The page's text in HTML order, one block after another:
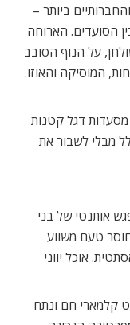
ביותר –
הסועדים. הארוחה
על הנוף הסובב
המוסיקה והאוזו.
מסעדות דגל קטנות
מבלי לשבור את
אותנטי של בני
טעם משווע 
אוכל יווני
קלמארי חם ונתח